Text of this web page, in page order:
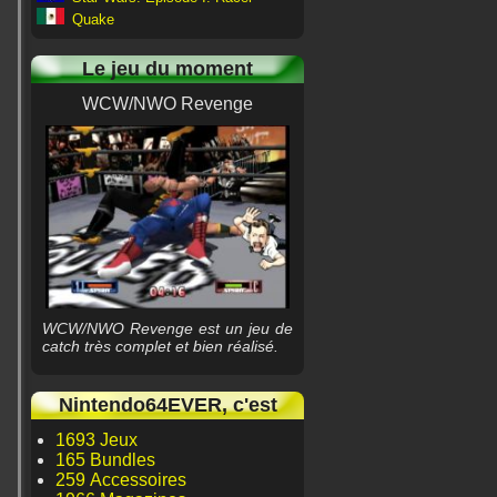
Quake
Le jeu du moment
WCW/NWO Revenge
WCW/NWO Revenge est un jeu de
catch très complet et bien réalisé.
Nintendo64EVER, c'est
1693 Jeux
165 Bundles
259 Accessoires